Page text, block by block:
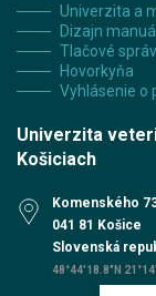
Univerzita a
Dizajn
Tlačové
Hovorkyňa
Vyhlásenie o
Univerzita
Košiciach
Komenského
041 81 Košice
Slovenská
48°44'18.8"N